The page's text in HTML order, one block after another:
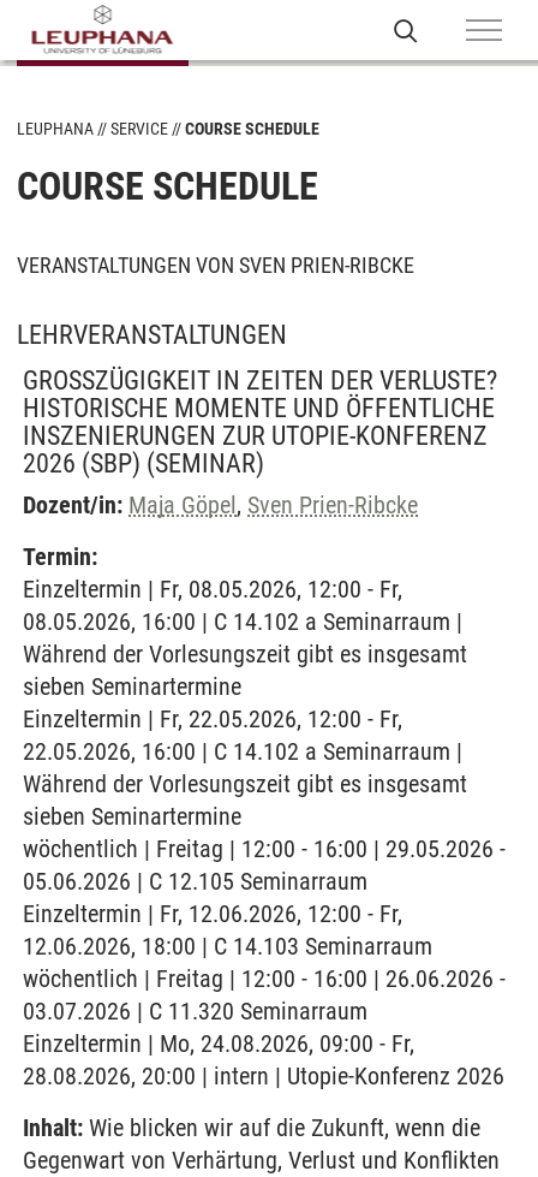
LEUPHANA SERVICE COURSE SCHEDULE
COURSE SCHEDULE
VERANSTALTUNGEN VON SVEN PRIEN-RIBCKE
LEHRVERANSTALTUNGEN
GROSSZÜGIGKEIT IN ZEITEN DER VERLUSTE? H
ISTORISCHE MOMENTE UND ÖFFENTLICHE I
NSZENIERUNGEN ZUR UTOPIE-KONFERENZ 2
026 (SBP) (SEMINAR)
Dozent/in: Maja Göpel, Sven Prien-Ribcke
Termin:
Einzeltermin | Fr, 08.05.2026, 12:00 - Fr,
08.05.2026, 16:00 | C 14.102 a Seminarraum |
Während der Vorlesungszeit gibt es insgesamt
sieben Seminartermine
Einzeltermin | Fr, 22.05.2026, 12:00 - Fr,
22.05.2026, 16:00 | C 14.102 a Seminarraum |
Während der Vorlesungszeit gibt es insgesamt
sieben Seminartermine
wöchentlich | Freitag | 12:00 - 16:00 | 29.05.2026 -
05.06.2026 | C 12.105 Seminarraum
Einzeltermin | Fr, 12.06.2026, 12:00 - Fr,
12.06.2026, 18:00 | C 14.103 Seminarraum
wöchentlich | Freitag | 12:00 - 16:00 | 26.06.2026 -
03.07.2026 | C 11.320 Seminarraum
Einzeltermin | Mo, 24.08.2026, 09:00 - Fr,
28.08.2026, 20:00 | intern | Utopie-Konferenz 2026
Inhalt: Wie blicken wir auf die Zukunft, wenn die
Gegenwart von Verhärtung, Verlust und Konflikten